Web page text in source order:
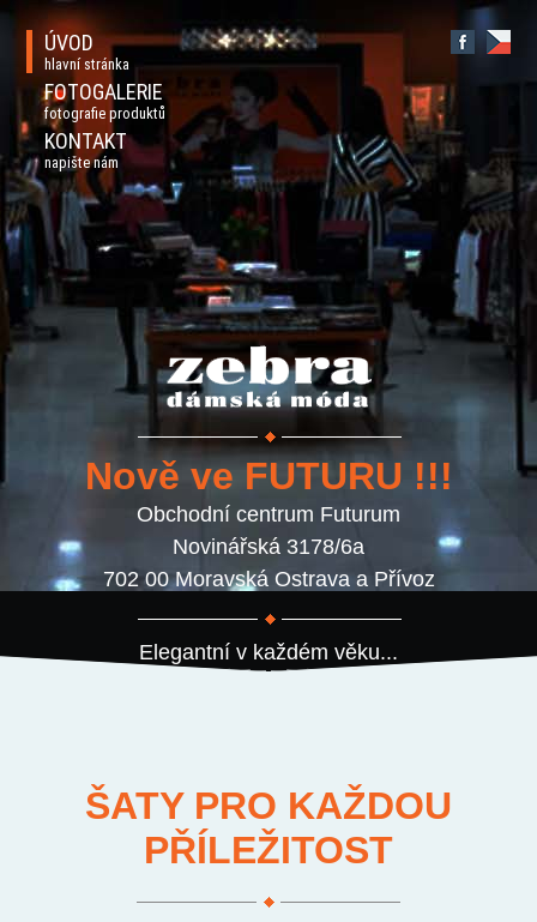
ÚVOD
hlavní stránka
FOTOGALERIE
fotografie produktů
KONTAKT
napište nám
Nově ve FUTURU !!!
Obchodní centrum Futurum
Novinářská 3178/6a
702 00 Moravská Ostrava a Přívoz
Elegantní v každém věku...
ŠATY PRO KAŽDOU
PŘÍLEŽITOST